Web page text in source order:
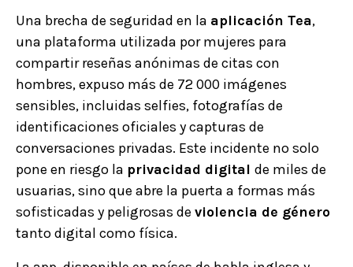
Una brecha de seguridad en la aplicación Tea,
una plataforma utilizada por mujeres para
compartir reseñas anónimas de citas con
hombres, expuso más de 72 000 imágenes
sensibles, incluidas selfies, fotografías de
identificaciones oficiales y capturas de
conversaciones privadas. Este incidente no solo
pone en riesgo la privacidad digital de miles de
usuarias, sino que abre la puerta a formas más
sofisticadas y peligrosas de violencia de género
tanto digital como física.